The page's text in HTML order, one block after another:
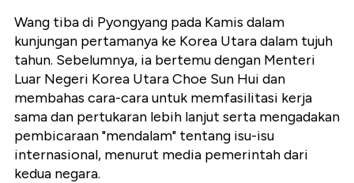
Wang tiba di Pyongyang pada Kamis dalam
kunjungan pertamanya ke Korea Utara dalam tujuh
tahun. Sebelumnya, ia bertemu dengan Menteri
Luar Negeri Korea Utara Choe Sun Hui dan
membahas cara-cara untuk memfasilitasi kerja
sama dan pertukaran lebih lanjut serta mengadakan
pembicaraan "mendalam" tentang isu-isu
internasional, menurut media pemerintah dari
kedua negara.